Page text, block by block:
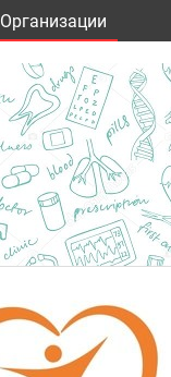
Организации